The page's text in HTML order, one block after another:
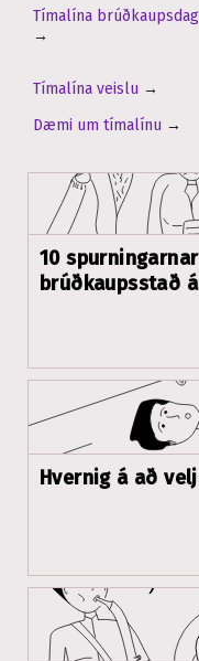
Tímalína
→
Tímalína veislu →
Dæmi um tímalínu →
10
brúðkaupsstað
Hvernig á að